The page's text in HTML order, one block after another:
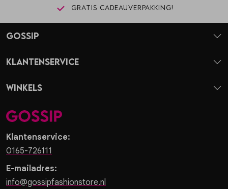
Gratis cadeauverpakking!
Klantenservice:
0165-726111
E-mailadres:
info@gossipfashionstore.nl
Gossip
Klantenservice
Winkels